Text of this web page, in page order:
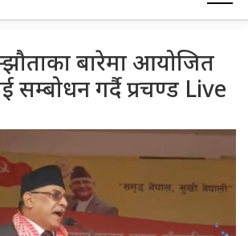
बारेमा आयोजित
सम्बोधन गर्दै प्रचण्ड Live